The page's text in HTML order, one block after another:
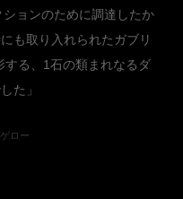
ションのために調達したか
も取り入れられたガブリ
する、1石の類まれなるダ
た」
ロー